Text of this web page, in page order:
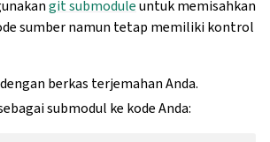
git submoduleuntuk memisahkan
sumber namun tetap memiliki kontrol
berkas terjemahan Anda.
submodul ke kode Anda: